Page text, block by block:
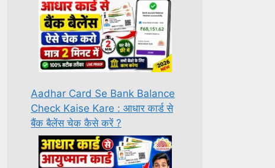
Aadhar Card Se Bank Balance
Check Kaise Kare : आधार कार्ड से
बैंक बैलेंस चेक कैसे करें ?